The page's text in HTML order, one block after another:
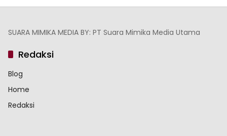
SUARA MIMIKA MEDIA BY: PT Suara Mimika Media Utama
Redaksi
Blog
Home
Redaksi